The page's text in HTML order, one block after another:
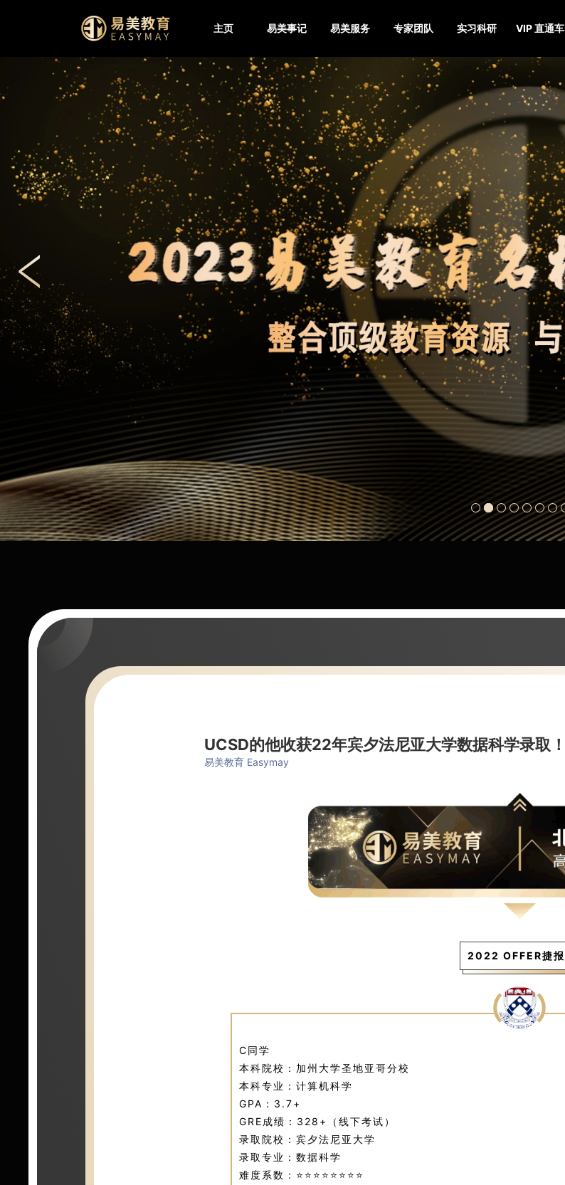
主页 易美事记 易美服务 专家团队 实习科研 VIP 直通车
查看详情
UCSD的他收获22年宾夕法尼亚大学数据科学录取！
易美教育 Easymay
2022 OFFER捷报
C同学
本科院校：加州大学圣地亚哥分校
本科专业：计算机科学
GPA：3.7+
GRE成绩：328+（线下考试）
录取院校：宾夕法尼亚大学
录取专业：数据科学
难度系数：⭐⭐⭐⭐⭐⭐⭐⭐